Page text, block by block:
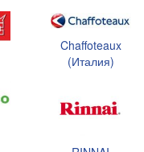
Chaffoteaux
(Италия)